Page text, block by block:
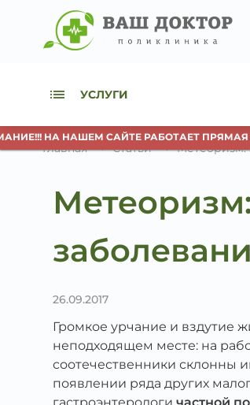
УСЛУГИ
НА НАШЕМ САЙТЕ РАБОТАЕТ ПРЯМАЯ
Главная Статьи Метеоризм:
26.09.2017
Громкое урчание и вздутие
неподходящем месте: на
соотечественники склонны
появлении ряда других